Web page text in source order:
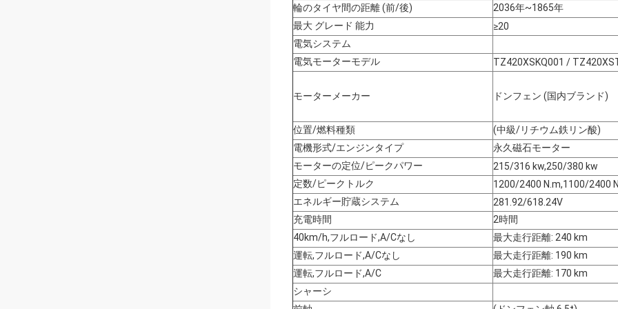
輪のタイヤ間の距離 (前/後)
2036年~1865年
最大 グレード 能力
≥20
電気システム
電気モーターモデル
TZ420XSKQ001 /
モーターメーカー ドンフェン (国内ブランド)
位置/燃料種類
(中級/リチウム鉄リン酸)
電機形式/エンジンタイプ
永久磁石モーター
モーターの定位/ピークパワー
215/316 kw,250/380 kw
定数/ピークトルク
1200/2400 N.m,1100/2400
エネルギー貯蔵システム
281.92/618.24V
充電時間
2時間
40km/h,フルロード,A/Cなし
最大走行距離: 240 km
運転,フルロード,A/Cなし
最大走行距離: 190 km
運転,フルロード,A/C
最大走行距離: 170 km
シャーシ